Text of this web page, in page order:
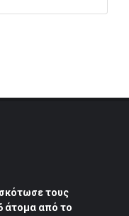
τους
άτομα από το